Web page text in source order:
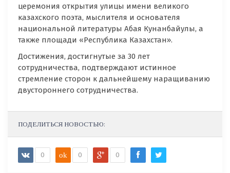
церемония открытия улицы имени великого
казахского поэта, мыслителя и основателя
национальной литературы Абая Кунанбайулы, а
также площади «Республика Казахстан».
Достижения, достигнутые за 30 лет
сотрудничества, подтверждают истинное
стремление сторон к дальнейшему наращиванию
двустороннего сотрудничества.
ПОДЕЛИТЬСЯ НОВОСТЬЮ:
0 ok 0 0